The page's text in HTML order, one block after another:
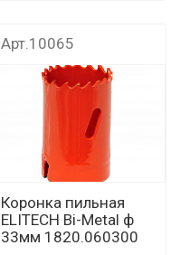
Арт.10065
Коронка пильная
ELITECH Bi-Metal ф
33мм 1820.060300